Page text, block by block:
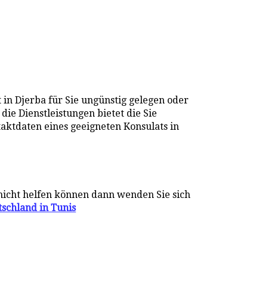
Djerba für Sie ungünstig gelegen oder
Dienstleistungen bietet die Sie
eines geeigneten Konsulats in
helfen können dann wenden Sie sich
in Tunis